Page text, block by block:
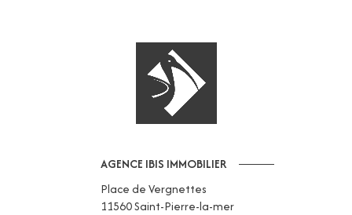
AGENCE IBIS IMMOBILIER
Place de Vergnettes
11560Saint-Pierre-la-mer